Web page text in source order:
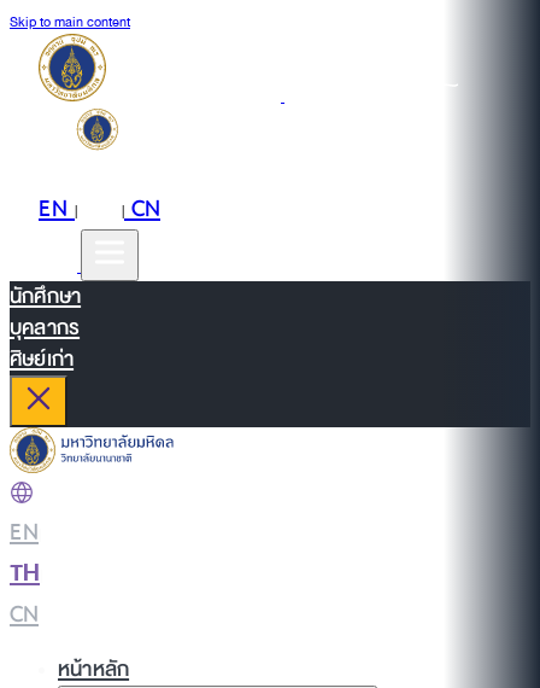
Skip to main content
EN| |CN
นักศึกษา
บุคลากร
ศิษย์เก่า
EN
TH
CN
หน้าหลัก